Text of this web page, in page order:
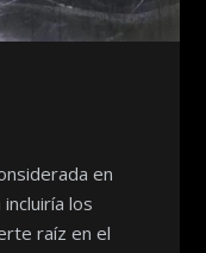
en
los
raíz en el